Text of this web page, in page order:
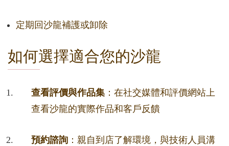
定期回沙龍補護或卸除
如何選擇適合您的沙龍
查看評價與作品集 ：在社交媒體和評價網站上
查看沙龍的實際作品和客戶反饋
預約諮詢 ：親自到店了解環境，與技術人員溝